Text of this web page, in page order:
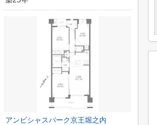
アンビシャスパーク京王堀之内